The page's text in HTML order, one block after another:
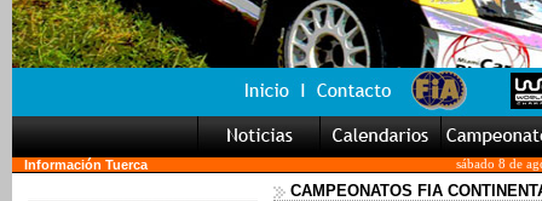
Información Tuerca sábado 8 de
CAMPEONATOS FIA